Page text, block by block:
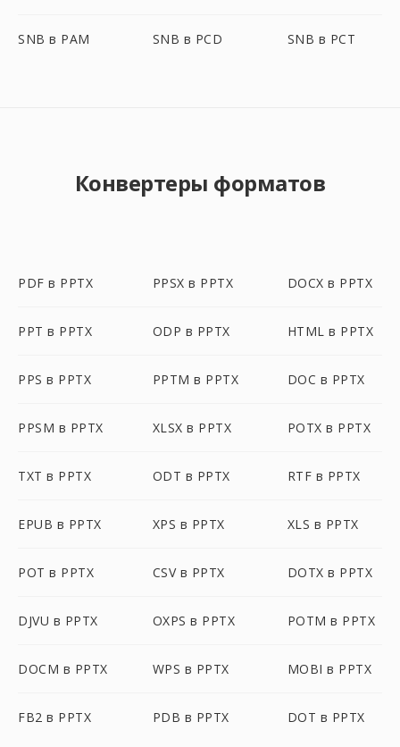
SNB в PAM SNB в PCD SNB в PCT
Конвертеры форматов
PDF в PPTX PPSX в PPTX DOCX в PPTX
PPT в PPTX ODP в PPTX HTML в PPTX
PPS в PPTX PPTM в PPTX DOC в PPTX
PPSM в PPTX XLSX в PPTX POTX в PPTX
TXT в PPTX ODT в PPTX RTF в PPTX
EPUB в PPTX XPS в PPTX XLS в PPTX
POT в PPTX CSV в PPTX DOTX в PPTX
DJVU в PPTX OXPS в PPTX POTM в PPTX
DOCM в PPTX WPS в PPTX MOBI в PPTX
FB2 в PPTX PDB в PPTX DOT в PPTX